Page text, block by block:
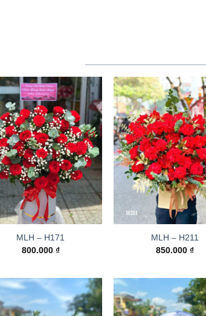
MLH – H171
800.000 ₫
MLH – H211
850.000₫